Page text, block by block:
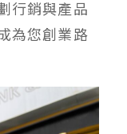
行銷與產品
為您創業路